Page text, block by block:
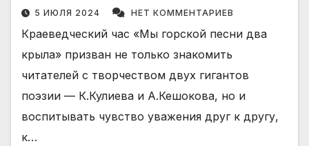
5 ИЮЛЯ 2024 НЕТ КОММЕНТАРИЕВ
Краеведческий час «Мы горской песни два
крыла» призван не только знакомить
читателей с творчеством двух гигантов
поэзии — К.Кулиева и А.Кешокова, но и
воспитывать чувство уважения друг к другу,
к…